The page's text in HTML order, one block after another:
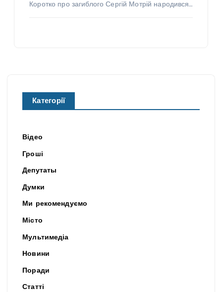
Коротко про загиблого Сергій Мотрій народився…
Категорії
Відео
Гроші
Депутаты
Думки
Ми рекомендуємо
Місто
Мультимедіа
Новини
Поради
Статті